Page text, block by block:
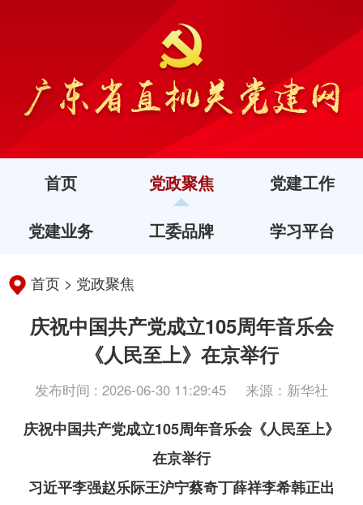
首页 党政聚焦 党建工作
党建业务 工委品牌 学习平台
首页 > 党政聚焦
庆祝中国共产党成立105周年音乐会
《人民至上》在京举行
发布时间 : 2026-06-30 11:29:45 来源：新华社
庆祝中国共产党成立105周年音乐会《人民至上》
在京举行
习近平李强赵乐际王沪宁蔡奇丁薛祥李希韩正出